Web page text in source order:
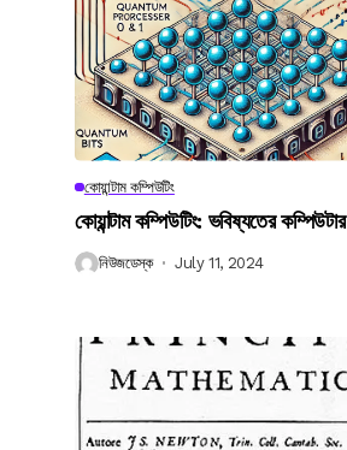
কোয়ান্টাম কম্পিউটিং
কোয়ান্টাম কম্পিউটিং: ভবিষ্যতের কম্পিউটার
নিউজডেস্ক July 11, 2024